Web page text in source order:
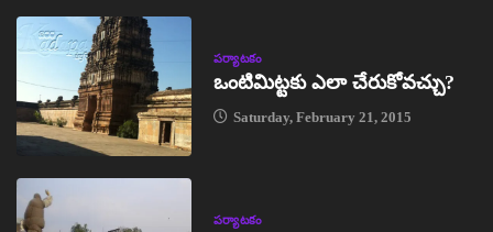
పర్యాటకం
ఒంటిమిట్టకు ఎలా చేరుకోవచ్చు?
Saturday, February 21, 2015
పర్యాటకం